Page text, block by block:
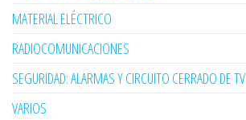
MATERIAL ELÉCTRICO
RADIOCOMUNICACIONES
SEGURIDAD: ALARMAS Y CIRCUITO CERRADO DE TV
VARIOS